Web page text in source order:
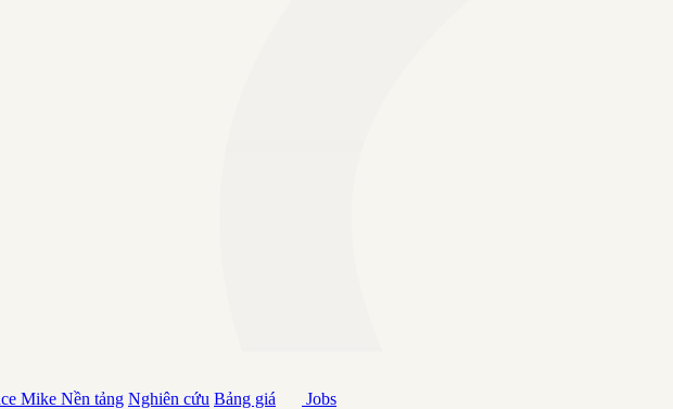
Mike Nền tảng Nghiên cứu Bảng giá Jobs